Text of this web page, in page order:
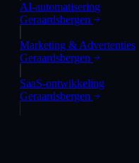
AI-automatisering
Geraardsbergen
Marketing & Advertenties
Geraardsbergen
SaaS-ontwikkeling
Geraardsbergen